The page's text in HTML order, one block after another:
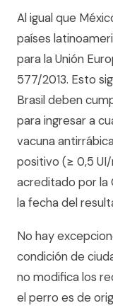
Al igual que
países
para la Unión
577/2013. Esto
Brasil deben
para ingresar a
vacuna
positivo (≥ 0,5
acreditado por la
la fecha del
No hay
condición de
no modifica los
el perro es de